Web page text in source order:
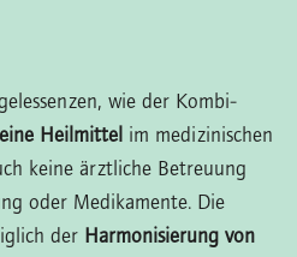
wie der Kombi-
Heilmittel im medizinischen
keine ärztliche Betreuung
oder Medikamente. Die
der Harmonisierung von